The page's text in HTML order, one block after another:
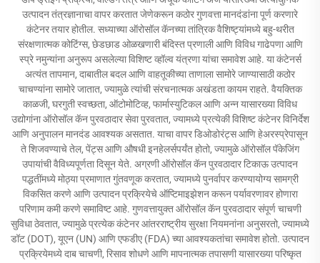
उत्पादन तंत्रज्ञानाचा वापर करतात जेणेकरून कठोर गुणवत्ता मानदंडांना पूर्ण करणारे
कंटेनर तयार होतील. सध्याच्या ऑरोसॉल कॅनच्या तांत्रिक वैशिष्ट्यांमध्ये बहु-थरीत
संरक्षणात्मक कोटिंग्स, छेडछाड ओळखणारी बंदिस्त प्रणाली आणि विविध गाढेपणा आणि
स्प्रे नमुन्यांना अनुरूप असलेल्या विशिष्ट व्हॉल्व यंत्रणा यांचा समावेश आहे. या कंटेनर्स
अत्यंत तापमान, दाबातील बदल आणि वाहतूकीच्या ताणाला सामोरे जाण्यासाठी कठोर
चाचण्यांना सामोरे जातात, ज्यामुळे त्यांची संरचनात्मक अखंडता कायम राहते. वैयक्तिक
काळजी, घरगुती स्वच्छता, ऑटोमोटिव्ह, फार्मास्युटिकल आणि अन्न यासारख्या विविध
उद्योगांना ऑरोसॉल कॅन पुरवठादार सेवा पुरवतात, ज्यामध्ये प्रत्येकी विशिष्ट कंटेनर विनिर्देश
आणि अनुपालन मानदंड आवश्यक असतात. याचा वापर डिओडोरंट्स आणि हेअरस्प्रेपासून
ते शिजवण्याचे तेल, पेंट्स आणि औषधी इनहेलर्सपर्यंत होतो, ज्यामुळे ऑरोसॉल पॅकेजिंग
उपायांची वैविध्यपूर्णता दिसून येते. अग्रणी ऑरोसॉल कॅन पुरवठादार टिकाऊ उत्पादन
पद्धतींमध्ये मोठ्या प्रमाणात गुंतवणूक करतात, ज्यामध्ये पुनर्वापर करण्यायोग्य सामग्री
विकसित करणे आणि उत्पादन प्रक्रियेचे ऑप्टिमाइझेशन करून पर्यावरणावर होणारा
परिणाम कमी करणे समाविष्ट आहे. गुणवत्तायुक्त ऑरोसॉल कॅन पुरवठादार संपूर्ण चाचणी
सुविधा ठेवतात, ज्यामुळे प्रत्येक कंटेनर आंतरराष्ट्रीय सुरक्षा नियमनांना अनुसरतो, ज्यामध्ये
डॉट (DOT), यूएन (UN) आणि एफडीए (FDA) च्या आवश्यकतांचा समावेश होतो. उत्पादन
प्रक्रियेमध्ये दाब चाचणी, रिसाव शोधणे आणि मापनात्मक तपासणी यासारख्या परिष्कृत